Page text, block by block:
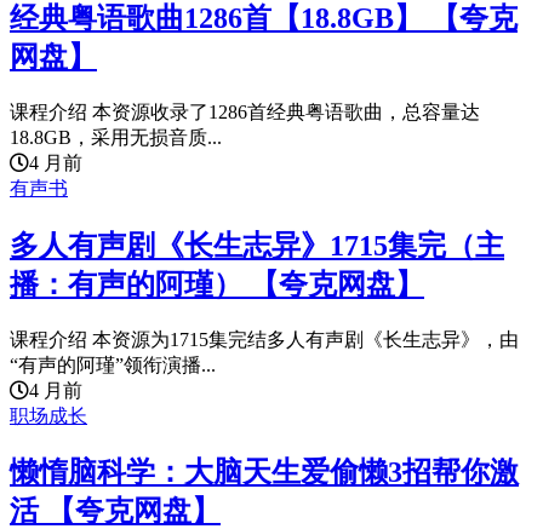
经典粤语歌曲1286首【18.8GB】 【夸克
网盘】
课程介绍 本资源收录了1286首经典粤语歌曲，总容量达
18.8GB，采用无损音质...
4 月前
有声书
多人有声剧《长生志异》1715集完（主
播：有声的阿瑾） 【夸克网盘】
课程介绍 本资源为1715集完结多人有声剧《长生志异》，由
“有声的阿瑾”领衔演播...
4 月前
职场成长
懒惰脑科学：大脑天生爱偷懒3招帮你激
活 【夸克网盘】